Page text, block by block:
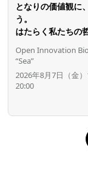
となりの価値観に
う。
はたらく私たちの
Open Innovation
“Sea”
2026年8月7日（金）
20:00